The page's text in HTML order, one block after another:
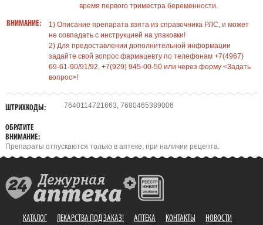
время первого триместра беременности.
ВНИМАНИЕ:
1) Описание препарата взята из справочника РЛС, и может
не совпадать с инструкцией на упаковки!
2) Для предоставлении дополнительной информации
задайте свой вопрос фармацевту по телефонам +7(4967)
69-61-90/91/92, +7(929) 945-00-50 или через форму <Задать
вопрос>!
ШТРИХКОДЫ: 7640114721663, 7680465389006
ОБРАТИТЕ
ВНИМАНИЕ:
Препараты отпускаются только в аптеке, при наличии рецепта.
КАТАЛОГ ЛЕКАРСТВА ПОД ЗАКАЗ! АПТЕКА КОНТАКТЫ НОВОСТИ